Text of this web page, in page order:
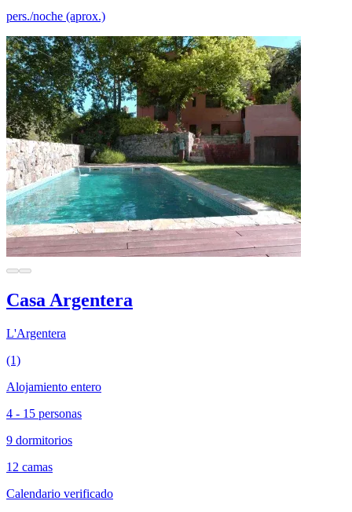
pers./noche (aprox.)
Casa Argentera
L'Argentera
(1)
Alojamiento entero
4 - 15 personas
9 dormitorios
12 camas
Calendario verificado